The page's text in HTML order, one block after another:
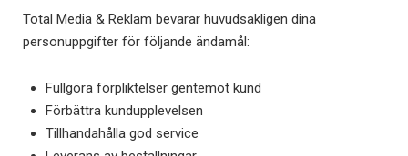
Total Media & Reklam bevarar huvudsakligen dina
personuppgifter för följande ändamål:
Fullgöra förpliktelser gentemot kund
Förbättra kundupplevelsen
Tillhandahålla god service